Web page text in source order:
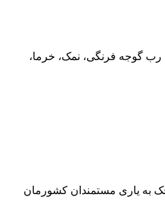
رب گوجه فرنگی، نمک، خرما،
به یاری مستمندان کشورمان